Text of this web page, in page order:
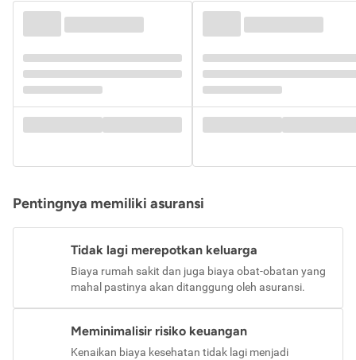
Pentingnya memiliki asuransi
Tidak lagi merepotkan keluarga
Biaya rumah sakit dan juga biaya obat-obatan yang
mahal pastinya akan ditanggung oleh asuransi.
Meminimalisir risiko keuangan
Kenaikan biaya kesehatan tidak lagi menjadi